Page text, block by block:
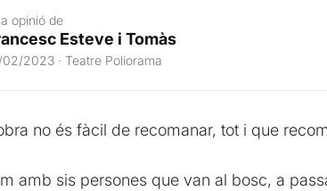
opinió de
Esteve i Tomàs
02/2023 · Teatre Poliorama
no és fàcil de recomanar, tot i que
amb sis persones que van al bosc, a